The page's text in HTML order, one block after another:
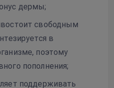
дермы;
свободным
в
поэтому
пополнения;
поддерживать